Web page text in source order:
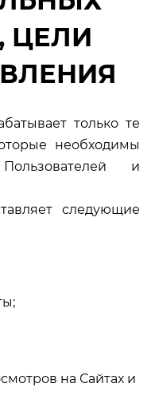
ЦЕЛИ
только те
необходимы
и
следующие
на Сайтах и